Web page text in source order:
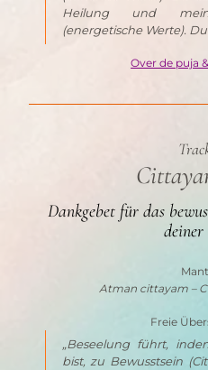
Heilung und
(energetische Werte).
Over de puja
Dankgebet für das
deiner
Atman cittayam –
Freie
„Beseelung führt,
bist, zu Bewusstsein